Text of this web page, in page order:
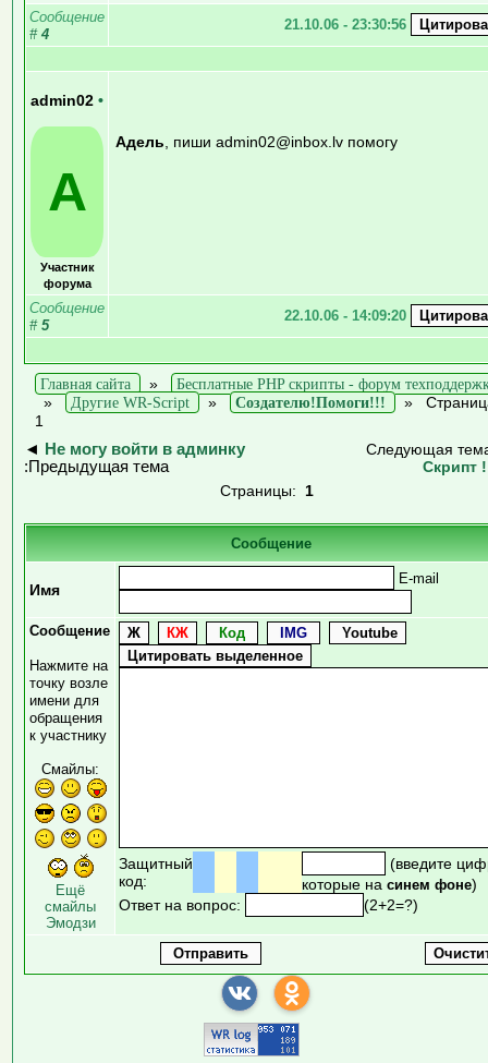
Сообщение
# 4
21.10.06 - 23:30:56
admin02 •
A
Участник
форума
Адель , пиши admin02@inbox.lv помогу
Сообщение
# 5
22.10.06 - 14:09:20
Главная сайта »
Бесплатные PHP скрипты - форум
»
Другие WR-Script » Создателю!Помоги!!! »
1
◄
Не могу войти в админку
:Предыдущая тема
Следующая
Скрипт
Страницы: 1
Сообщение
Имя
E-mail
Сообщение
Нажмите на
точку возле
имени для
обращения
к участнику
Смайлы:
Ещё
смайлы
Эмодзи
Защитный
код:
(введите
которые на синем фоне)
Ответ на вопрос:
(2+2=?)